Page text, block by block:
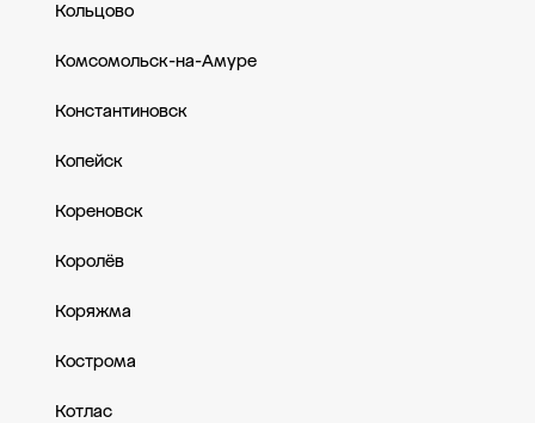
Кольцово
Комсомольск-на-Амуре
Константиновск
Копейск
Кореновск
Королёв
Коряжма
Кострома
Котлас